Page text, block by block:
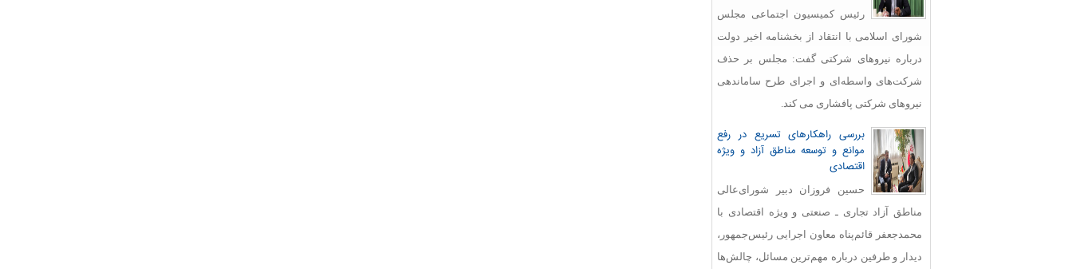
رئیس کمیسیون اجتماعی مجلس
شورای اسلامی با انتقاد از بخشنامه اخیر دولت
درباره نیروهای شرکتی گفت: مجلس بر حذف
شرکت‌های واسطه‌ای و اجرای طرح ساماندهی
نیروهای شرکتی پافشاری می کند.
بررسی راهکارهای تسریع در رفع
موانع و توسعه مناطق آزاد و ویژه
اقتصادی
حسین فروزان دبیر شورای‌عالی
مناطق آزاد تجاری ـ صنعتی و ویژه اقتصادی با
محمدجعفر قائم‌پناه معاون اجرایی رئیس‌جمهور،
دیدار و طرفین درباره مهم‌ترین مسائل، چالش‌ها